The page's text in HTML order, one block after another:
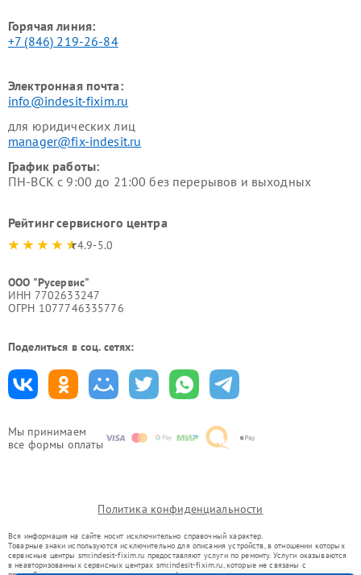
Мы принимаем
все формы оплаты
Горячая линия:
+7 (846) 219-26-84
Электронная почта:
info@indesit-fixim.ru
для юридических лиц
manager@fix-indesit.ru
График работы:
ПН-ВСК с 9:00 до 21:00 без перерывов и выходных
Рейтинг сервисного центра
4.9-5.0
ООО "Русервис"
ИНН 7702633247
ОГРН 1077746335776
Поделиться в соц. сетях:
Политика конфиденциальности
Вся информация на сайте носит исключительно справочный характер.
Товарные знаки используются исключительно для описания устройств, в отношении которых
сервисные центры smr.indesit-fixim.ru предоставляют услуги по ремонту. Услуги оказываются
в неавторизованных сервисных центрах smr.indesit-fixim.ru, которые не связаны с